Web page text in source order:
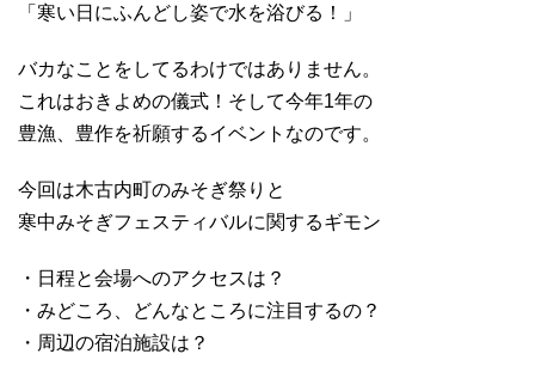
「寒い日にふんどし姿で水を浴びる！」
バカなことをしてるわけではありません。
これはおきよめの儀式！そして今年1年の
豊漁、豊作を祈願するイベントなのです。
今回は木古内町のみそぎ祭りと
寒中みそぎフェスティバルに関するギモン
・日程と会場へのアクセスは？
・みどころ、どんなところに注目するの？
・周辺の宿泊施設は？